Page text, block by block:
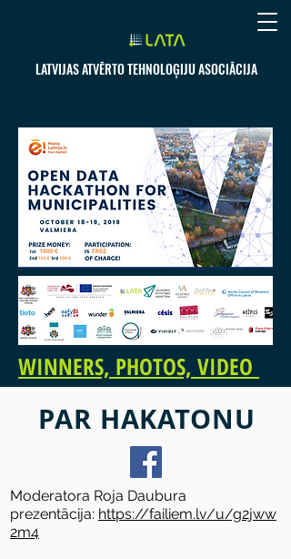
LATVIJAS ATVĒRTO TEHNOLOĢIJU ASOCIĀCIJA
WINNERS, PHOTOS, VIDEO
PAR HAKATONU
Moderatora Roja Daubura
prezentācija: https://failiem.lv/u/g2jww
2m4